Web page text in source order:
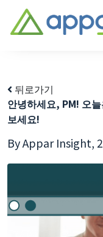
뒤로가기
안녕하세요, PM! 오
보세요!
By Appar Insight,